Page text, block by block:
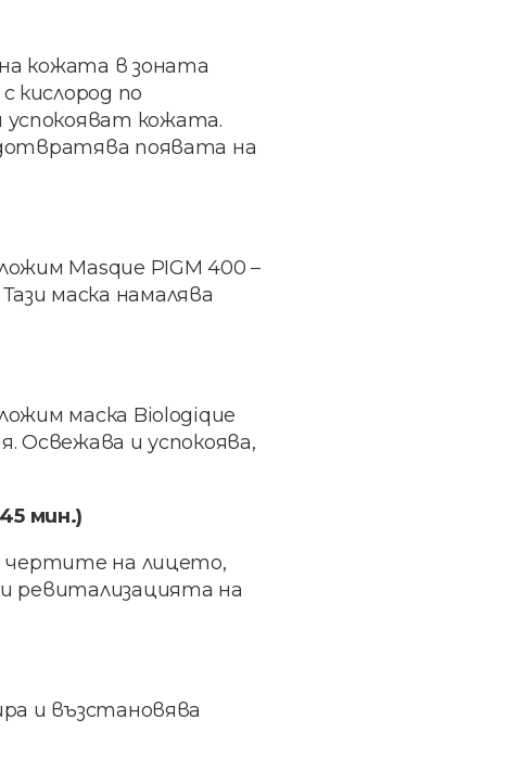
кожата в зоната
кислород по
кожата.
появата на
Masque PIGM 400 –
маска намалява
маска Biologique
Освежава и успокоява,
мин.)
чертите на лицето,
ревитализацията на
и възстановява